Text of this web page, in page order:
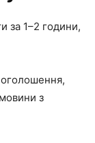
за 1–2 години,
з